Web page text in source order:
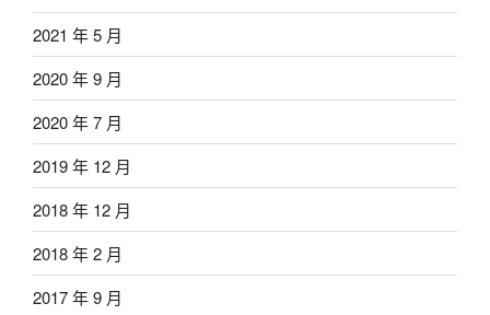
2021 年 5 月
2020 年 9 月
2020 年 7 月
2019 年 12 月
2018 年 12 月
2018 年 2 月
2017 年 9 月